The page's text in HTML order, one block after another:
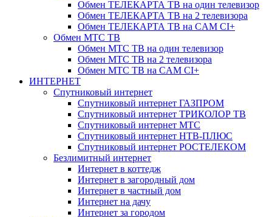
Обмен ТЕЛЕКАРТА ТВ на один телевизор
Обмен ТЕЛЕКАРТА ТВ на 2 телевизора
Обмен ТЕЛЕКАРТА ТВ на CAM CI+
Обмен МТС ТВ
Обмен МТС ТВ на один телевизор
Обмен МТС ТВ на 2 телевизора
Обмен МТС ТВ на CAM CI+
ИНТЕРНЕТ
Спутниковый интернет
Спутниковый интернет ГАЗПРОМ
Спутниковый интернет ТРИКОЛОР ТВ
Спутниковый интернет МТС
Спутниковый интернет НТВ-ПЛЮС
Спутниковый интернет РОСТЕЛЕКОМ
Безлимитный интернет
Интернет в коттедж
Интернет в загородный дом
Интернет в частный дом
Интернет на дачу
Интернет за городом